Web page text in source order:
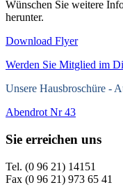
Wünschen Sie weitere
herunter.
Download Flyer
Werden Sie Mitglied im
Unsere Hausbroschüre -
Abendrot Nr 43
Sie erreichen uns
Tel. (0 96 21) 14151
Fax (0 96 21) 973 65 41